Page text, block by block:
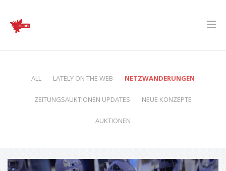
ALL LATELY ON THE WEB NETZWANDERUNGEN
ZEITUNGSAUKTIONEN UPDATES NEUE KONZEPTE
AUKTIONEN